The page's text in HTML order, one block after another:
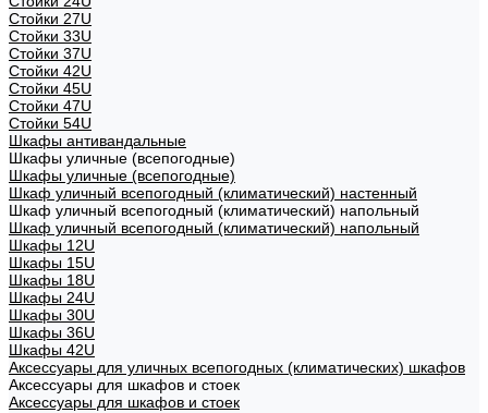
Стойки 27U
Стойки 33U
Стойки 37U
Стойки 42U
Стойки 45U
Стойки 47U
Стойки 54U
Шкафы антивандальные
Шкафы уличные (всепогодные)
Шкафы уличные (всепогодные)
Шкаф уличный всепогодный (климатический) настенный
Шкаф уличный всепогодный (климатический) напольный
Шкаф уличный всепогодный (климатический) напольный
Шкафы 12U
Шкафы 15U
Шкафы 18U
Шкафы 24U
Шкафы 30U
Шкафы 36U
Шкафы 42U
Аксессуары для уличных всепогодных (климатических) шкафов
Аксессуары для шкафов и стоек
Аксессуары для шкафов и стоек